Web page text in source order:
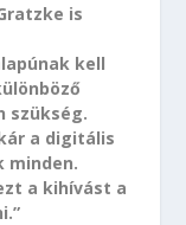
is
kell
szükség.
a digitális
minden.
a kihívást a